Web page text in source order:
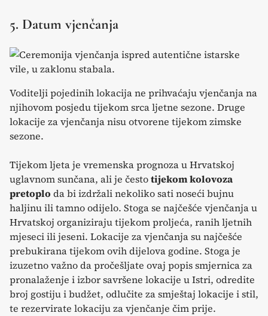
5. Datum vjenčanja
Voditelji pojedinih lokacija ne prihvaćaju vjenčanja na
njihovom posjedu tijekom srca ljetne sezone. Druge
lokacije za vjenčanja nisu otvorene tijekom zimske
sezone.
Tijekom ljeta je vremenska prognoza u Hrvatskoj
uglavnom sunčana, ali je čestotijekom kolovoza
pretoplo da bi izdržali nekoliko sati noseći bujnu
haljinu ili tamno odijelo. Stoga se najčešće vjenčanja u
Hrvatskoj organiziraju tijekom proljeća, ranih ljetnih
mjeseci ili jeseni. Lokacije za vjenčanja su najčešće
prebukirana tijekom ovih dijelova godine. Stoga je
izuzetno važno da pročešljate ovaj popis smjernica za
pronalaženje i izbor savršene lokacije u Istri, odredite
broj gostiju i budžet, odlučite za smještaj lokacije i stil,
te rezervirate lokaciju za vjenčanje čim prije.